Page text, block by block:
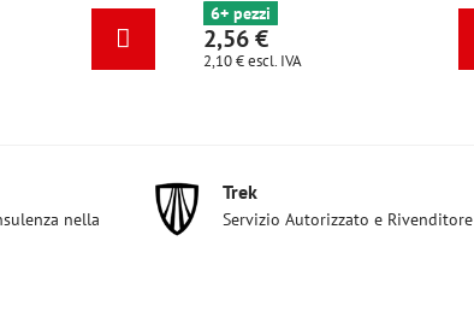
4 pezzi
2,56 €
escl. IVA
nella
Trek
Servizio Autorizzato e Rivenditore